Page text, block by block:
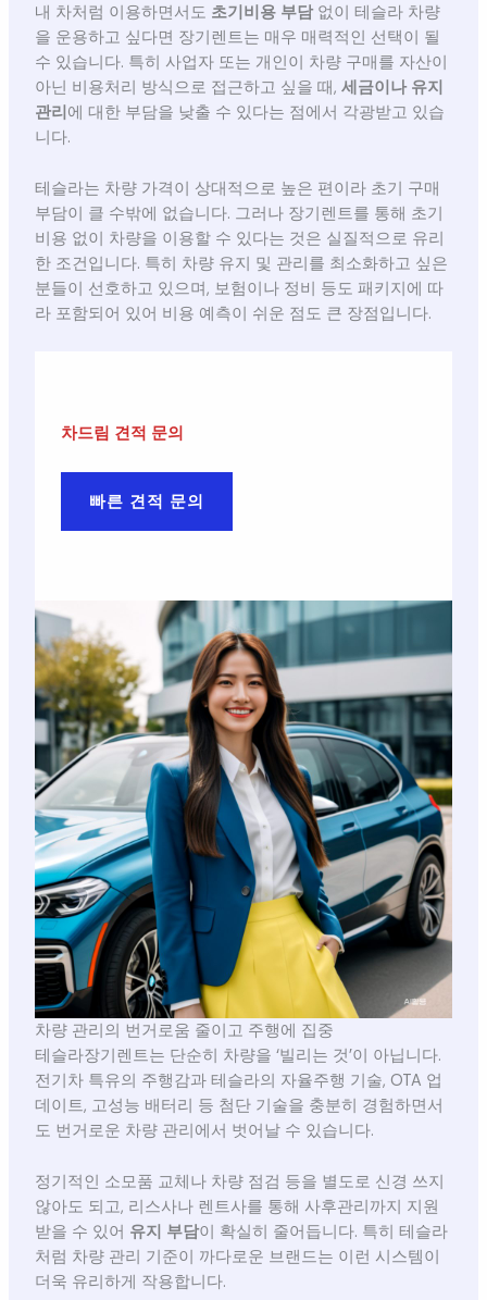
내 차처럼 이용하면서도 초기비용 부담없이 테슬라 차량
을 운용하고 싶다면 장기렌트는 매우 매력적인 선택이 될
수 있습니다. 특히 사업자 또는 개인이 차량 구매를 자산이
아닌 비용처리 방식으로 접근하고 싶을 때, 세금이나 유지
관리 에 대한 부담을 낮출 수 있다는 점에서 각광받고 있습
니다.
테슬라는 차량 가격이 상대적으로 높은 편이라 초기 구매
부담이 클 수밖에 없습니다. 그러나 장기렌트를 통해 초기
비용 없이 차량을 이용할 수 있다는 것은 실질적으로 유리
한 조건입니다. 특히 차량 유지 및 관리를 최소화하고 싶은
분들이 선호하고 있으며, 보험이나 정비 등도 패키지에 따
라 포함되어 있어 비용 예측이 쉬운 점도 큰 장점입니다.
차드림 견적 문의
빠른 견적 문의
차량 관리의 번거로움 줄이고 주행에 집중
테슬라장기렌트는 단순히 차량을 ‘빌리는 것’이 아닙니다.
전기차 특유의 주행감과 테슬라의 자율주행 기술, OTA 업
데이트, 고성능 배터리 등 첨단 기술을 충분히 경험하면서
도 번거로운 차량 관리에서 벗어날 수 있습니다.
정기적인 소모품 교체나 차량 점검 등을 별도로 신경 쓰지
않아도 되고, 리스사나 렌트사를 통해 사후관리까지 지원
받을 수 있어 유지 부담이 확실히 줄어듭니다. 특히 테슬라
처럼 차량 관리 기준이 까다로운 브랜드는 이런 시스템이
더욱 유리하게 작용합니다.